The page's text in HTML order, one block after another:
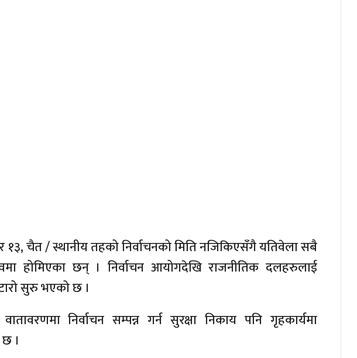
१३, चैत / स्थानीय तहको निर्वाचनको मिति नजिकिएसँगै यतिवेला सबै
होमिएका छन् । निर्वाचन आयोगदेखि राजनीतिक दलहरुलाई
सुरु भएको छ ।
निर्वाचन सम्पन्न गर्न सुरक्षा निकाय पनि गृहकार्यमा
।